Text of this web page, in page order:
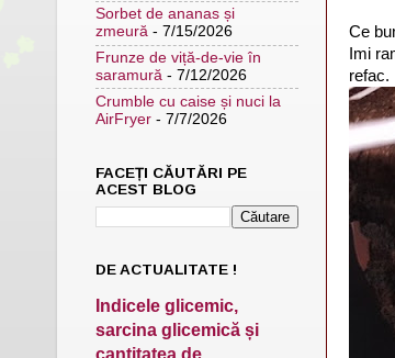
Ce
Imi
refac.
Sorbet de ananas și
zmeură - 7/15/2026
Frunze de viță-de-vie în
saramură - 7/12/2026
Crumble cu caise și nuci la
AirFryer - 7/7/2026
FACEȚI CĂUTĂRI PE
ACEST BLOG
DE ACTUALITATE !
Indicele glicemic,
sarcina glicemică și
cantitatea de